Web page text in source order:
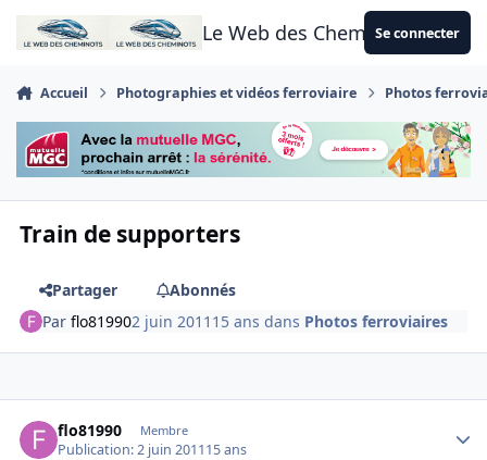
Aller au contenu
Le Web des CheminotsSe connecter
Accueil Photographies et vidéos ferroviaire Photos
Train de supporters
Partager
Abonnés
Parflo819902 juin 2011 15 ans dans Photos ferroviaires
flo81990 Membre
Publication:2 juin 201115 ans